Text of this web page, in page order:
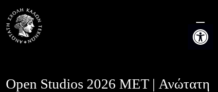
Ανοίξτε
content
Open Studios 2026 MET | Ανώτατη